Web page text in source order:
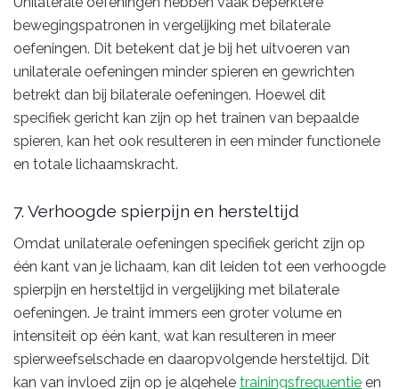
bewegingspatronen in vergelijking met bilaterale
oefeningen. Dit betekent dat je bij het uitvoeren van
unilaterale oefeningen minder spieren en gewrichten
betrekt dan bij bilaterale oefeningen. Hoewel dit
specifiek gericht kan zijn op het trainen van bepaalde
spieren, kan het ook resulteren in een minder functionele
en totale lichaamskracht.
7. Verhoogde spierpijn en hersteltijd
Omdat unilaterale oefeningen specifiek gericht zijn op
één kant van je lichaam, kan dit leiden tot een verhoogde
spierpijn en hersteltijd in vergelijking met bilaterale
oefeningen. Je traint immers een groter volume en
intensiteit op één kant, wat kan resulteren in meer
spierweefselschade en daaropvolgende hersteltijd. Dit
kan van invloed zijn op je algehele trainingsfrequentie en